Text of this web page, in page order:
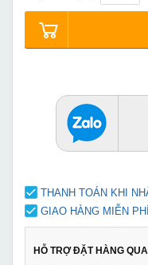
THANH TOÁN KHI
GIAO HÀNG MIỄN
HỖ TRỢ ĐẶT HÀNG